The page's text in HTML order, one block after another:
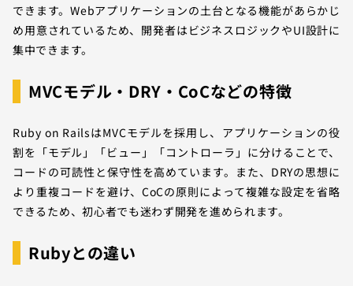
できます。Webアプリケーションの土台となる機能があらかじ
め用意されているため、開発者はビジネスロジックやUI設計に
集中できます。
MVCモデル・DRY・CoCなどの特徴
Ruby on RailsはMVCモデルを採用し、アプリケーションの役
割を「モデル」「ビュー」「コントローラ」に分けることで、
コードの可読性と保守性を高めています。また、DRYの思想に
より重複コードを避け、CoCの原則によって複雑な設定を省略
できるため、初心者でも迷わず開発を進められます。
Rubyとの違い